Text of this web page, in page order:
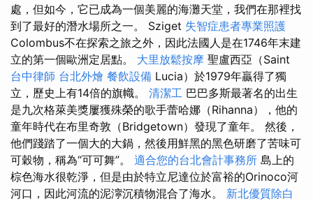
處，但如今，它已成為一個美麗的海灘天堂，我們在那裡找
到了最好的潛水場所之一。 Sziget 失智症患者專業照護
Colombus不在探索之旅之外，因此法國人是在1746年末建
立的第一個歐洲定居點。 大里放鬆按摩 聖盧西亞（Saint
台中律師 台北外燴 餐飲設備 Lucia）於1979年贏得了獨
立，歷史上有14倍的旗幟。 清潔工 巴巴多斯最著名的出生
是九次格萊美獎屢獲殊榮的歌手蕾哈娜（Rihanna），他的
童年時代在布里奇敦（Bridgetown）發現了童年。 然後，
他們踐踏了一個大的大鍋，然後用鮮黑的黑色研磨了苦味可
可穀物，稱為“可可舞”。 適合您的台北會計事務所 島上的
棕色海水很乾淨，但是由於特立尼達位於富裕的Orinoco河
河口，因此河流的泥濘沉積物混合了海水。 新北優質除白